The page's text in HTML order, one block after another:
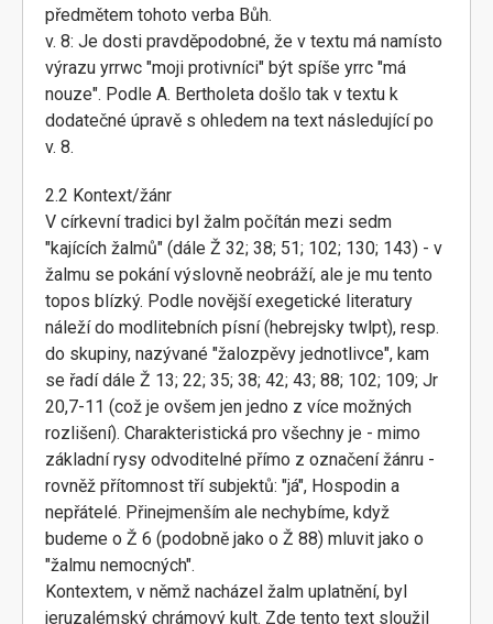
předmětem tohoto verba Bůh.
v. 8: Je dosti pravděpodobné, že v textu má namísto
výrazu yrrwc "moji protivníci" být spíše yrrc "má
nouze". Podle A. Bertholeta došlo tak v textu k
dodatečné úpravě s ohledem na text následující po
v. 8.
2.2 Kontext/žánr
V církevní tradici byl žalm počítán mezi sedm
"kajících žalmů" (dále Ž 32; 38; 51; 102; 130; 143) - v
žalmu se pokání výslovně neobráží, ale je mu tento
topos blízký. Podle novější exegetické literatury
náleží do modlitebních písní (hebrejsky twlpt), resp.
do skupiny, nazývané "žalozpěvy jednotlivce", kam
se řadí dále Ž 13; 22; 35; 38; 42; 43; 88; 102; 109; Jr
20,7-11 (což je ovšem jen jedno z více možných
rozlišení). Charakteristická pro všechny je - mimo
základní rysy odvoditelné přímo z označení žánru -
rovněž přítomnost tří subjektů: "já", Hospodin a
nepřátelé. Přinejmenším ale nechybíme, když
budeme o Ž 6 (podobně jako o Ž 88) mluvit jako o
"žalmu nemocných".
Kontextem, v němž nacházel žalm uplatnění, byl
jeruzalémský chrámový kult. Zde tento text sloužil